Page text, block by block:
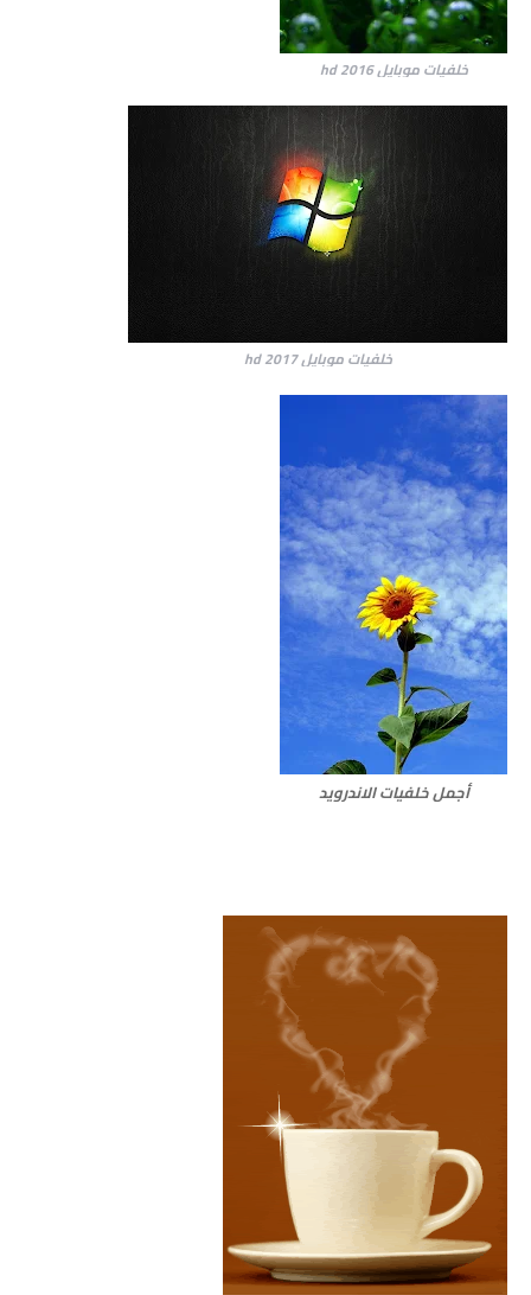
خلفيات موبايل hd 2016
خلفيات موبايل hd 2017
أجمل خلفيات الاندرويد